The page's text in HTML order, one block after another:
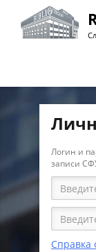
Перейти
основному
Логин и
записи
Справка